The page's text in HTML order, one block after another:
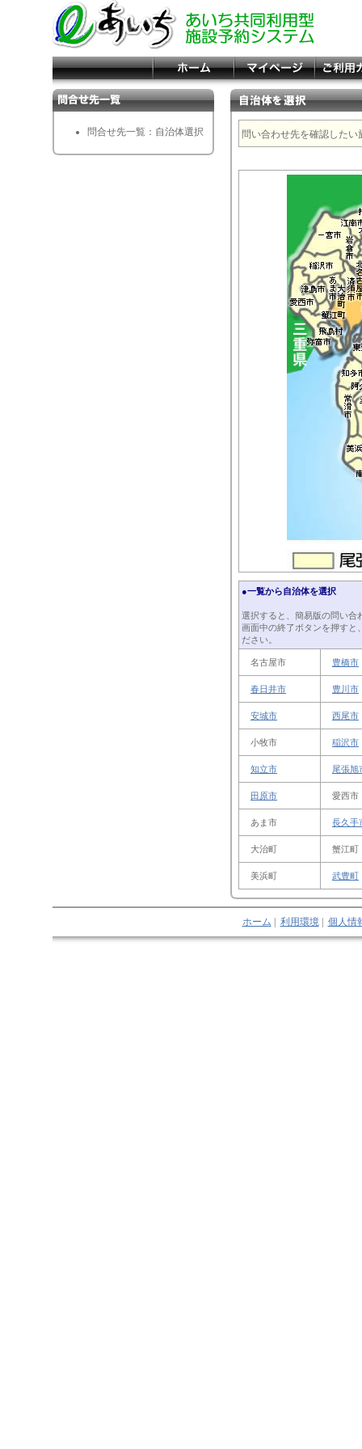
問合せ先一覧：自治体選択 問い合わせ先を確認した
●一覧から自治体を選択
選択すると、簡易版の問い合
画面中の終了ボタンを押すと
ださい。
名古屋市 豊橋市
春日井市 豊川市
安城市 西尾市
小牧市 稲沢市
知立市 尾張旭
田原市 愛西市
あま市 長久手
大治町 蟹江町
美浜町 武豊町
ホーム 利用環境| 個人情